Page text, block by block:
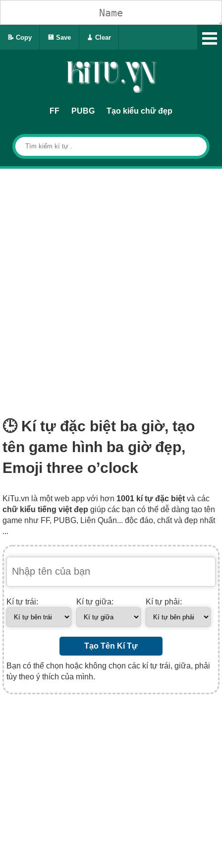
FF PUBG Tạo kiểu chữ đẹp
🕒 Kí tự đặc biệt ba giờ, tạo
tên game hình ba giờ đẹp,
Emoji three o’clock
KiTu.vn là một web app với hơn 1001 kí tự đặc biệt và các
chữ kiểu tiếng việt đẹp giúp các bạn có thể dễ dàng tạo tên
game như FF, PUBG, Liên Quân... độc đáo, chất và đẹp nhất
...
Kí tự trái: Kí tự giữa: Kí tự phải:
Tạo Tên Kí Tự
Bạn có thể chọn hoặc không chọn các kí tự trái, giữa, phải
tùy theo ý thích của mình.
📝 Copy 💾 Save 🧹 Clear